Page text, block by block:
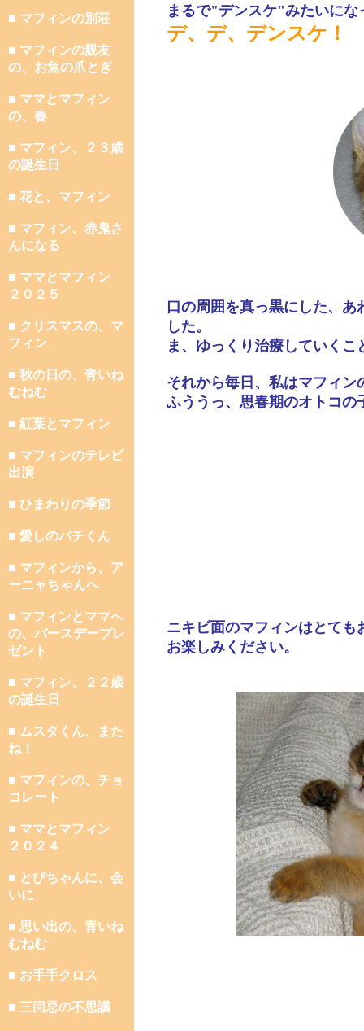
■ マフィンの別荘
■ マフィンの親友
の、お魚の爪とぎ
■ ママとマフィン
の、春
■ マフィン、２３歳
の誕生日
■ 花と、マフィン
■ マフィン、赤鬼さ
んになる
■ ママとマフィン
２０２５
■ クリスマスの、マ
フィン
■ 秋の日の、青いね
むねむ
■ 紅葉とマフィン
■ マフィンのテレビ
出演
■ ひまわりの季節
■ 愛しのパチくん
■ マフィンから、ア
ーニャちゃんへ
■ マフィンとママへ
の、バースデープレ
ゼント
■ マフィン、２２歳
の誕生日
■ ムスタくん、また
ね！
■ マフィンの、チョ
コレート
■ ママとマフィン
２０２４
■ とびちゃんに、会
いに
■ 思い出の、青いね
むねむ
■ お手手クロス
■ 三回忌の不思議
まるで"デンスケ"みたいにな
デ、デ、デンスケ！
口の周囲を真っ黒にした、
した。
ま、ゆっくり治療していくこ
それから毎日、私はマフィ
ふううっ、思春期のオトコの
ニキビ面のマフィンはとて
お楽しみください。